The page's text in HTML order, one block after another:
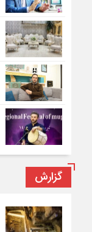
گزارش